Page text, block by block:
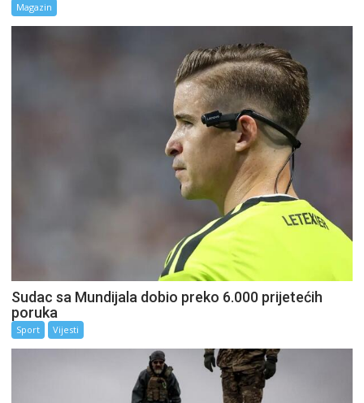
Magazin
Sudac sa Mundijala dobio preko 6.000 prijetećih
poruka
Sport Vijesti